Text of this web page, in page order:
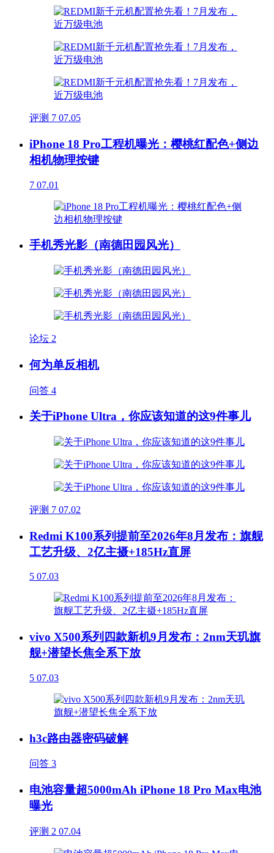
评测 7 07.05
iPhone 18 Pro工程机曝光：樱桃红配色+侧边
相机物理按键
7 07.01
手机秀光影（南德田园风光）
论坛 2
何为单反相机
问答 4
关于iPhone Ultra，你应该知道的这9件事儿
评测 7 07.02
Redmi K100系列提前至2026年8月发布：旗舰
工艺升级、2亿主摄+185Hz直屏
5 07.03
vivo X500系列四款新机9月发布：2nm天玑旗
舰+潜望长焦全系下放
5 07.03
h3c路由器密码破解
问答 3
电池容量超5000mAh iPhone 18 Pro Max电池
曝光
评测 2 07.04